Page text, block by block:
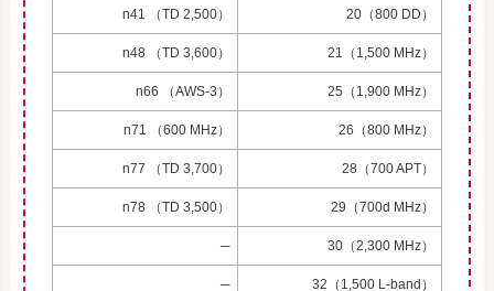
n41 （TD 2,500） 20（800 DD）
n48 （TD 3,600） 21（1,500 MHz）
n66 （AWS-3） 25（1,900 MHz）
n71 （600 MHz） 26（800 MHz）
n77 （TD 3,700） 28（700 APT）
n78 （TD 3,500） 29（700d MHz）
─ 30（2,300 MHz）
─ 32（1,500 L-band）